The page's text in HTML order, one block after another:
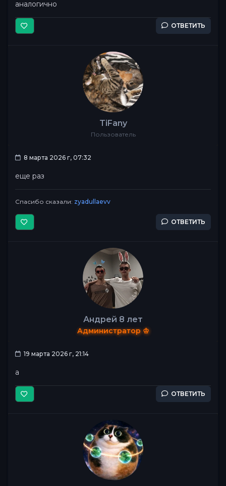
аналогично
ОТВЕТИТЬ
TiFany
Пользователь
8 марта 2026 г, 07:32
еще раз
Спасибо сказали: zyadullaevv
ОТВЕТИТЬ
Андрей 8 лет
Администратор ♔
19 марта 2026 г, 21:14
а
ОТВЕТИТЬ